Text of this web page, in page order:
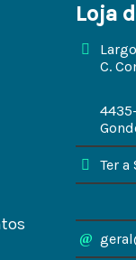
Loja
C.
Ter a